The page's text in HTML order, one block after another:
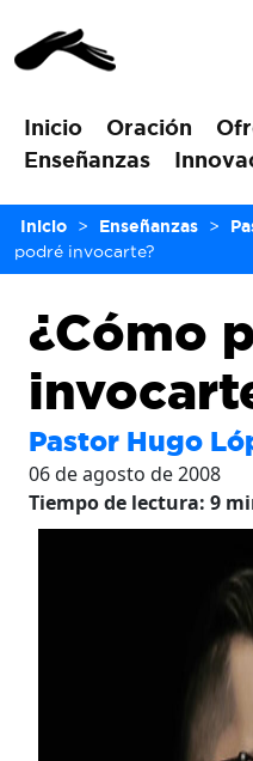
Inicio Oración
Enseñanzas
Inicio > Enseñanzas >
podré invocarte?
¿Cómo
Pastor Hugo
06 de agosto de 2008
Tiempo de lectura: 9